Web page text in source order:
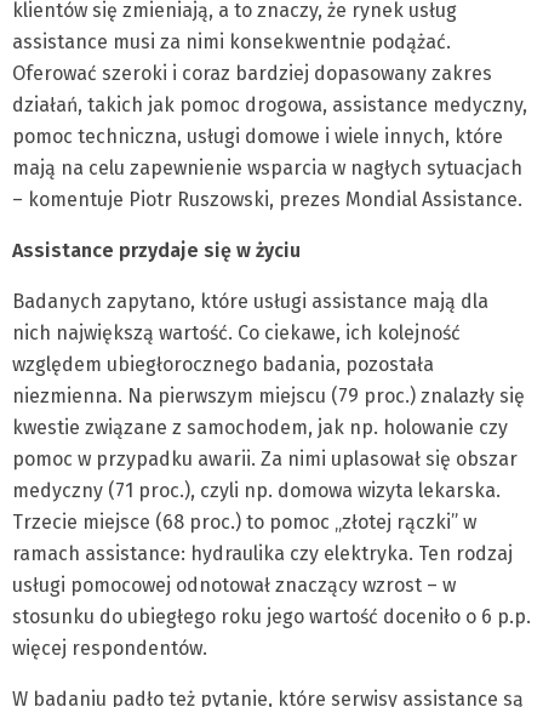
klientów się zmieniają, a to znaczy, że rynek usług
assistance musi za nimi konsekwentnie podążać.
Oferować szeroki i coraz bardziej dopasowany zakres
działań, takich jak pomoc drogowa, assistance medyczny,
pomoc techniczna, usługi domowe i wiele innych, które
mają na celu zapewnienie wsparcia w nagłych sytuacjach
– komentuje Piotr Ruszowski, prezes Mondial Assistance.
Assistance przydaje się w życiu
Badanych zapytano, które usługi assistance mają dla
nich największą wartość. Co ciekawe, ich kolejność
względem ubiegłorocznego badania, pozostała
niezmienna. Na pierwszym miejscu (79 proc.) znalazły się
kwestie związane z samochodem, jak np. holowanie czy
pomoc w przypadku awarii. Za nimi uplasował się obszar
medyczny (71 proc.), czyli np. domowa wizyta lekarska.
Trzecie miejsce (68 proc.) to pomoc „złotej rączki” w
ramach assistance: hydraulika czy elektryka. Ten rodzaj
usługi pomocowej odnotował znaczący wzrost – w
stosunku do ubiegłego roku jego wartość doceniło o 6 p.p.
więcej respondentów.
W badaniu padło też pytanie, które serwisy assistance są